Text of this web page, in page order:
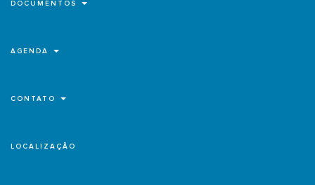
DOCUMENTOS
AGENDA
CONTATO
LOCALIZAÇÃO